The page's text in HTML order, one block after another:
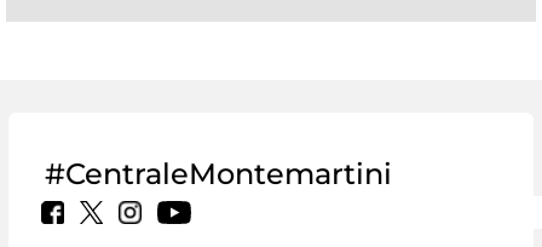
#CentraleMontemartini